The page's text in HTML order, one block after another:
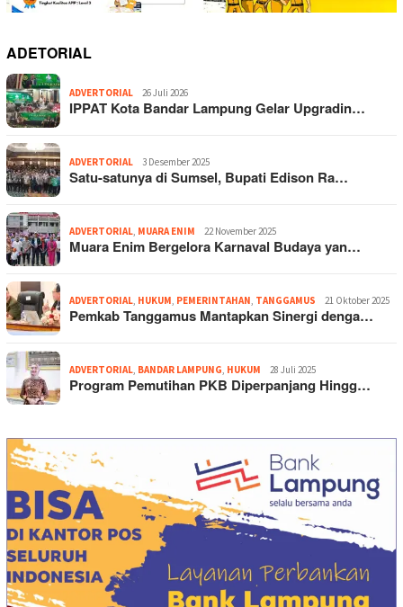
ADETORIAL
ADVERTORIAL 26 Juli 2026
IPPAT Kota Bandar Lampung Gelar Upgradin…
ADVERTORIAL 3 Desember 2025
Satu-satunya di Sumsel, Bupati Edison Ra…
ADVERTORIAL MUARA ENIM 22 November 2025
Muara Enim Bergelora Karnaval Budaya yan…
ADVERTORIAL HUKUM PEMERINTAHAN TANGGAMUS 21 Oktober 2025
Pemkab Tanggamus Mantapkan Sinergi denga…
ADVERTORIAL BANDAR LAMPUNG HUKUM 28 Juli 2025
Program Pemutihan PKB Diperpanjang Hingg…